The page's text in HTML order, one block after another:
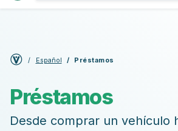
Español Préstamos
Préstamos
Desde comprar un vehículo